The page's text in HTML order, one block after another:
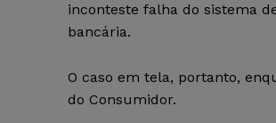
inconteste falha do sistema
bancária.
O caso em tela, portanto,
do Consumidor.